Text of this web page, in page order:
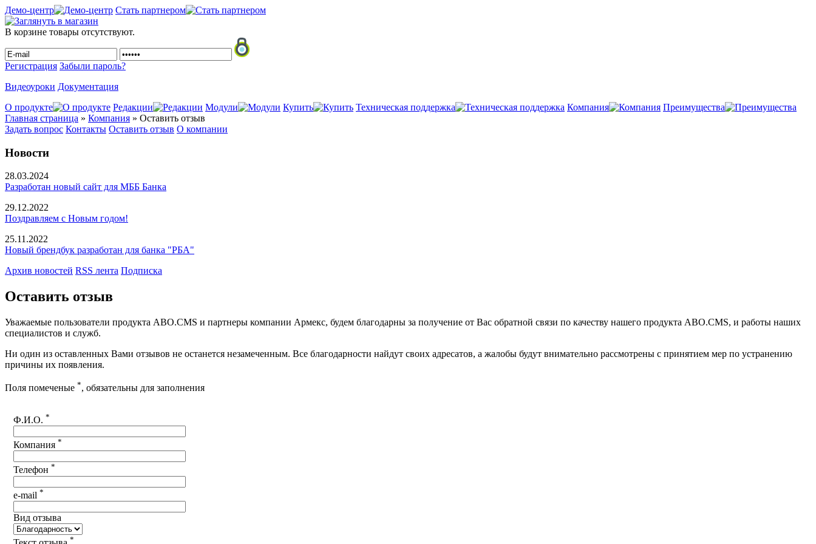
Демо-центр Стать партнером
В корзине товары отсутствуют.
Регистрация Забыли пароль?
Видеоуроки Документация
О продукте
Редакции Модули Купить Техническая поддержка Компания
Преимущества
Главная страница » Компания » Оставить отзыв
Задать вопрос Контакты Оставить отзыв О компании
Новости
28.03.2024
Разработан новый сайт для МББ Банка
29.12.2022
Поздравляем с Новым годом!
25.11.2022
Новый брендбук разработан для банка "РБА"
Архив новостей RSS лента Подписка
Оставить отзыв
Уважаемые пользователи продукта ABO.CMS и партнеры компании Армекс, будем благодарны за получение от Вас обратной связи по качеству нашего продукта ABO.CMS, и работы наших
специалистов и служб.
Ни один из оставленных Вами отзывов не останется незамеченным. Все благодарности найдут своих адресатов, а жалобы будут внимательно рассмотрены с принятием мер по устранению
причины их появления.
Поля помеченые *, обязательны для заполнения
Ф.И.О. *
Компания *
Телефон *
e-mail *
Вид отзыва
*